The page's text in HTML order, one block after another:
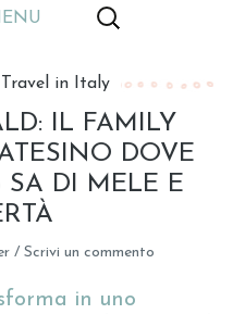
Travel in Italy
IL FAMILY
DOVE
SA DI MELE E
/ Scrivi un commento
in uno